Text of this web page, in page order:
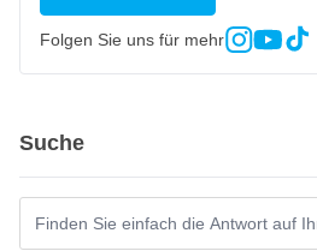
Folgen Sie uns für mehr
Suche